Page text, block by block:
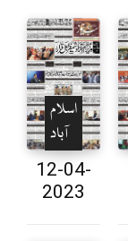
اسلام
آباد
12-04-
2023